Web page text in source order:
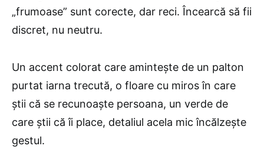
„frumoase” sunt corecte, dar reci. Încearcă să fii
discret, nu neutru.
Un accent colorat care amintește de un palton
purtat iarna trecută, o floare cu miros în care
știi că se recunoaște persoana, un verde de
care știi că îi place, detaliul acela mic încălzește
gestul.